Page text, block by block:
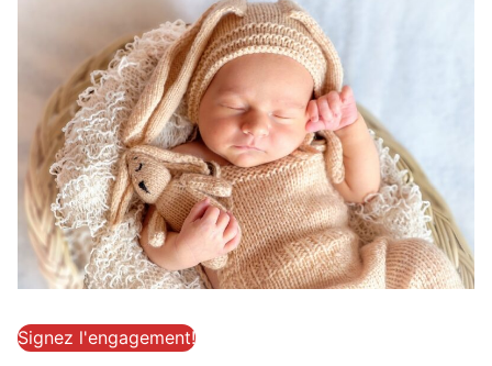
Signez l'engagement!